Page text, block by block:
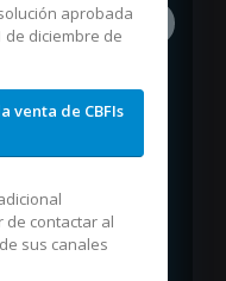
aprobada
diciembre de
venta de CBFIs
de contactar al
sus canales
5, Col. Lomas de